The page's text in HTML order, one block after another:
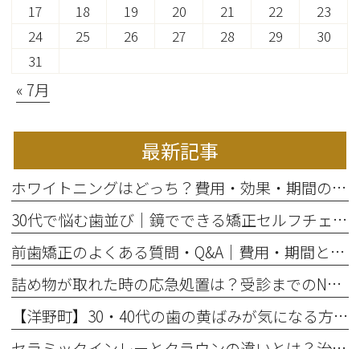
17
18 19 20 21 22
23
24
25 26 27 28 29
30
31
« 7月
最新記事
ホワイトニングはどっち？費用・効果・期間の違いから選び方を解説
30代で悩む歯並び｜鏡でできる矯正セルフチェックと将来のリスク
前歯矯正のよくある質問・Q&A｜費用・期間と部分矯正の適応を解説
詰め物が取れた時の応急処置は？受診までのNG行動と放置リスク
【洋野町】30・40代の歯の黄ばみが気になる方へ｜ホワイトニングで変わる歯と印象